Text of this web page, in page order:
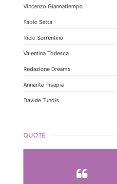
Vincenzo Giannatiempo
Fabio Setta
Ricki Sorrentino
Valentina Todesca
Redazione Dreams
Annarita Pisapia
Davide Tundis
QUOTE